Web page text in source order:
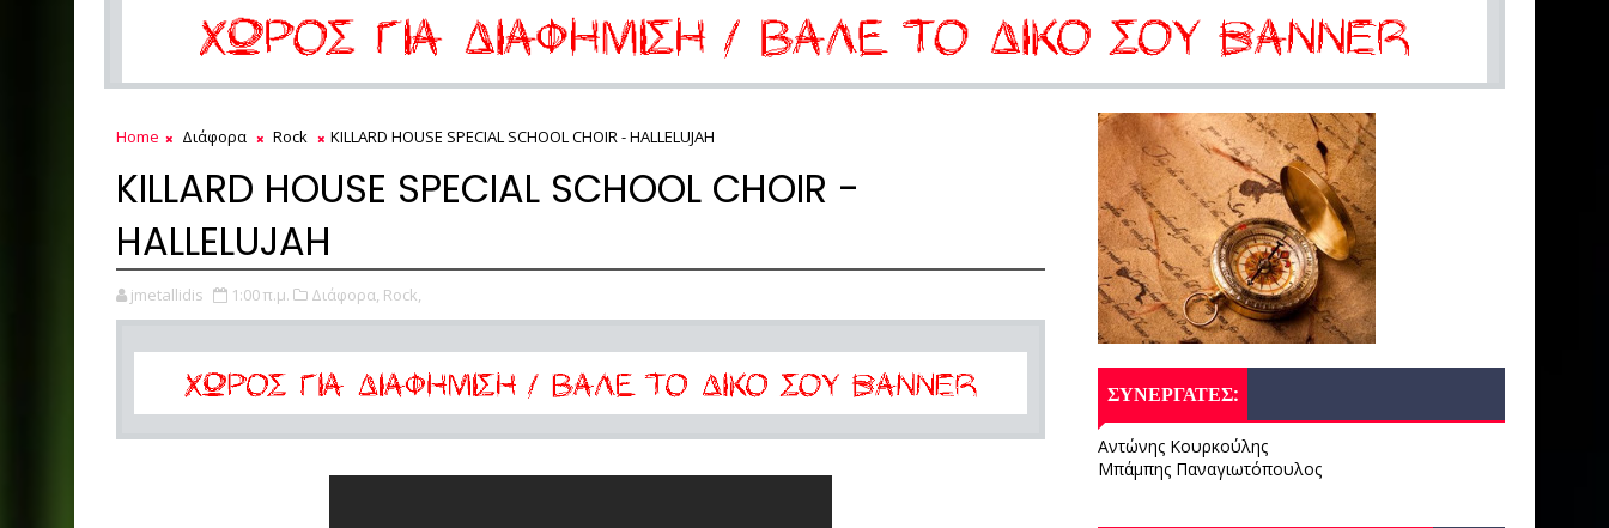
Home Διάφορα Rock KILLARD HOUSE SPECIAL SCHOOL CHOIR - HALLELUJAH
KILLARD HOUSE SPECIAL SCHOOL CHOIR -
HALLELUJAH
jmetallidis 1:00 π.μ. Διάφορα, Rock,
ΣΥΝΕΡΓΑΤΕΣ:
Αντώνης Κουρκούλης
Μπάμπης Παναγιωτόπουλος